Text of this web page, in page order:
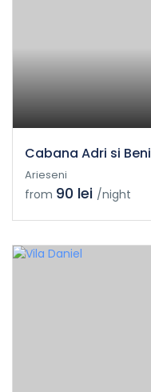
Cabana Adri si Beni
Arieseni
from 90 lei /night